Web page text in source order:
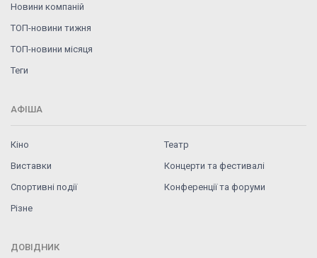
Новини компаній
ТОП-новини тижня
ТОП-новини місяця
Теги
АФІША
Кіно
Театр
Виставки
Концерти та фестивалі
Спортивні події
Конференції та форуми
Різне
ДОВІДНИК